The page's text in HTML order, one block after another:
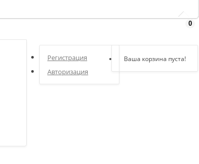
Регистрация
Авторизация
0
Ваша корзина пуста!